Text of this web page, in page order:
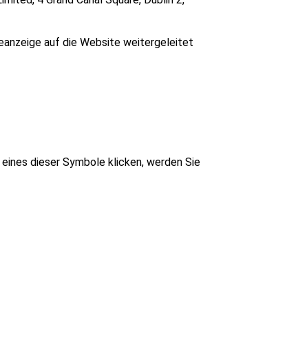
auf die Website weitergeleitet
dieser Symbole klicken, werden Sie